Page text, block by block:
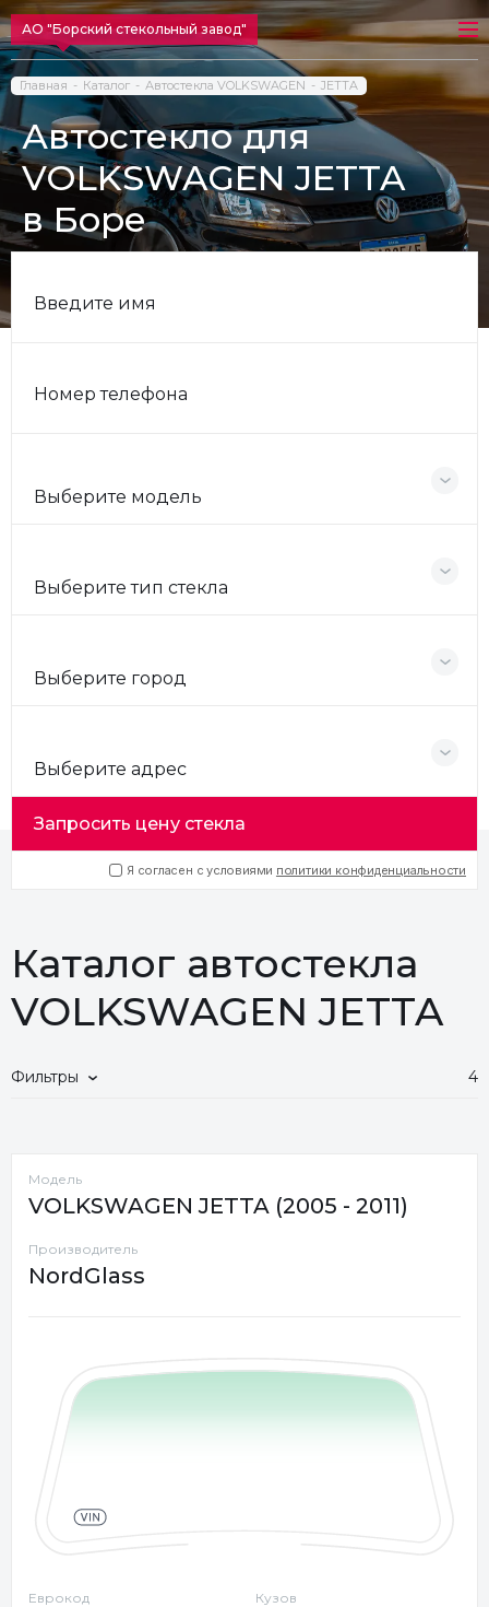
АО "Борский стекольный завод"
Главная Каталог Автостекла VOLKSWAGEN JETTA
Автостекло для
VOLKSWAGEN JETTA
в Боре
Введите имя
Номер телефона
Выберите модель
Выберите тип стекла
Выберите город
Выберите адрес
Запросить цену стекла
Я согласен с условиями политики конфиденциальности
Каталог автостекла
VOLKSWAGEN JETTA
Фильтры 4
Модель
VOLKSWAGEN JETTA (2005 - 2011)
Производитель
NordGlass
Еврокод Кузов